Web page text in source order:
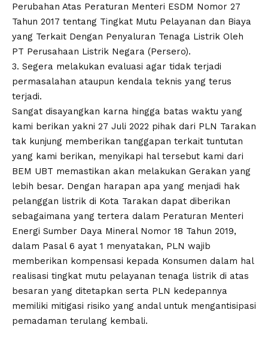
Perubahan Atas Peraturan Menteri ESDM Nomor 27
Tahun 2017 tentang Tingkat Mutu Pelayanan dan Biaya
yang Terkait Dengan Penyaluran Tenaga Listrik Oleh
PT Perusahaan Listrik Negara (Persero).
3. Segera melakukan evaluasi agar tidak terjadi
permasalahan ataupun kendala teknis yang terus
terjadi.
Sangat disayangkan karna hingga batas waktu yang
kami berikan yakni 27 Juli 2022 pihak dari PLN Tarakan
tak kunjung memberikan tanggapan terkait tuntutan
yang kami berikan, menyikapi hal tersebut kami dari
BEM UBT memastikan akan melakukan Gerakan yang
lebih besar. Dengan harapan apa yang menjadi hak
pelanggan listrik di Kota Tarakan dapat diberikan
sebagaimana yang tertera dalam Peraturan Menteri
Energi Sumber Daya Mineral Nomor 18 Tahun 2019,
dalam‎ Pasal 6 ayat 1 menyatakan, PLN wajib
memberikan kompensasi kepada Konsumen dalam hal
realisasi tingkat mutu pelayanan tenaga listrik di atas
besaran yang ditetapkan serta PLN kedepannya
memiliki mitigasi risiko yang andal untuk mengantisipasi
pemadaman terulang kembali.